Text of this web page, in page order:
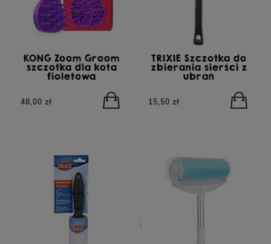
KONG Zoom Groom
szczotka dla kota
fioletowa
48,00 zł
TRIXIE Szczotka do
zbierania sierści z
ubrań
15,50 zł